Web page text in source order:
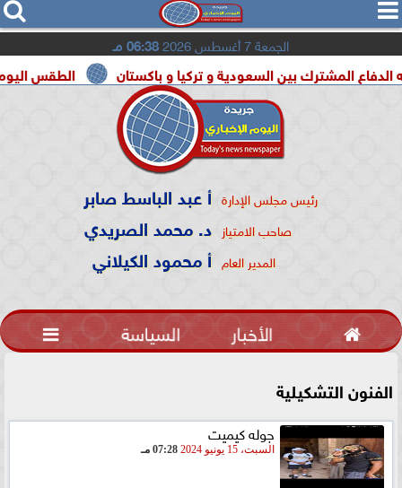
  
الجمعة 7 أغسطس 2026 06:38 مـ
الطقس اليوم شديد بين السعودية و تركيا و باكستان
رئيس مجلس الإدارة أ عبد الباسط صابر
صاحب الامتياز د. محمد الصريدي
المدير العام أ محمود الكيلاني
 الأخبار السياسة 
الفنون التشكيلية
جوله كيميت
السبت، 15 يونيو 2024 07:28 مـ